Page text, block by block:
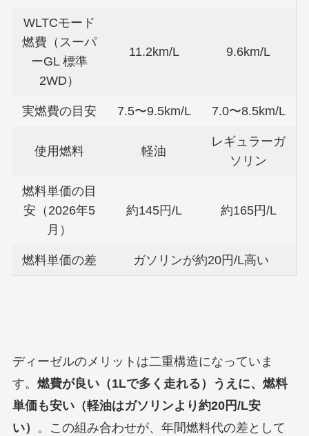
WLTCモード
燃費（スーパ
ーGL 標準
2WD）
11.2km/L 9.6km/L
実燃費の目安 7.5〜9.5km/L 7.0〜8.5km/L
使用燃料 軽油
レギュラーガ
ソリン
燃料単価の目
安（2026年5
月）
約145円/L 約165円/L
燃料単価の差 ガソリンが約20円/L高い
ディーゼルのメリットは二重構造になっていま
す。 燃費が良い（1Lで多く走れる）うえに、燃料
単価も安い（軽油はガソリンより約20円/L安
い） 。この組み合わせが、年間燃料代の差として